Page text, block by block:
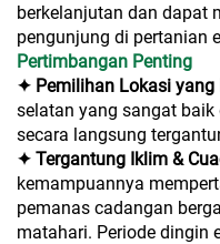
berkelanjutan dan dapat
pengunjung di pertanian
Pertimbangan Penting
✦ Pemilihan Lokasi yang
selatan yang sangat
secara langsung
✦ Tergantung Iklim &
kemampuannya
pemanas cadangan
matahari. Periode dingin